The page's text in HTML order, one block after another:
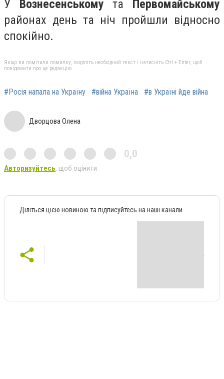
У Вознесенському та Первомайському
районах день та ніч пройшли відносно
спокійно.
Якщо ви помітили помилку, виділіть необхідний текст і натисніть Ctrl + Enter, щоб
повідомити про це редакцію
#Росія напала на Україну #війна Україна #в Україні йде війна
Дворцова Олена
0,0
Авторизуйтесь, щоб оцінити
Діліться цією новиною та підписуйтесь на наші канали